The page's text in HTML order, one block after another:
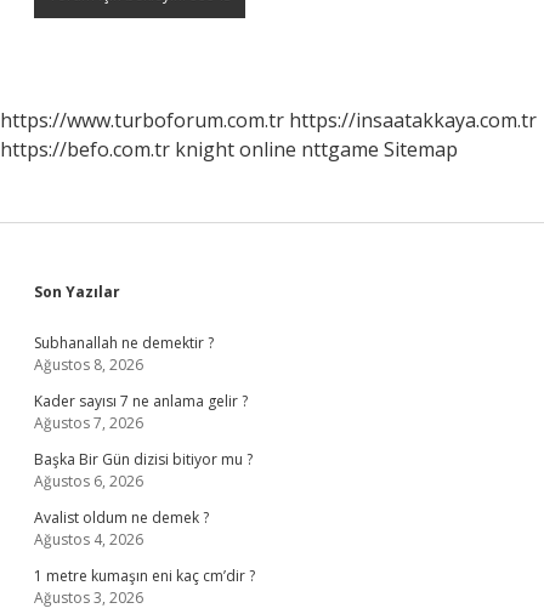
https://www.turboforum.com.tr https://insaatakkaya.com.tr
https://befo.com.tr knight online nttgame Sitemap
Sidebar
Son Yazılar
Subhanallah ne demektir ?
Ağustos 8, 2026
Kader sayısı 7 ne anlama gelir ?
Ağustos 7, 2026
Başka Bir Gün dizisi bitiyor mu ?
Ağustos 6, 2026
Avalist oldum ne demek ?
Ağustos 4, 2026
1 metre kumaşın eni kaç cm’dir ?
Ağustos 3, 2026